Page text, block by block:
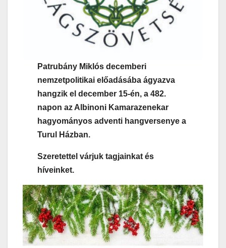
Patrubány Miklós decemberi
nemzetpolitikai előadásába ágyazva
hangzik el december 15-én, a 482.
napon az Albinoni Kamarazenekar
hagyományos adventi hangversenye a
Turul Házban.
Szeretettel várjuk tagjainkat és
híveinket.